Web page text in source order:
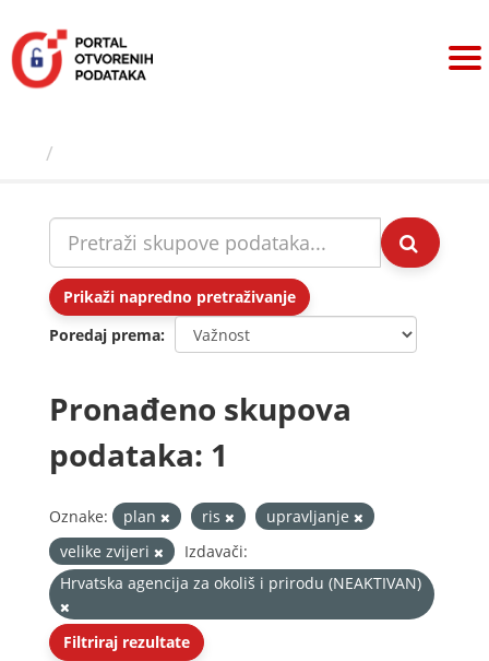
sadržaj
Prikaži napredno pretraživanje
Poredaj prema
Pronađeno skupova
podataka: 1
Oznake: plan ris
upravljanje
velike zvijeri
Izdavači:
Hrvatska agencija za okoliš i prirodu (NEAKTIVAN)
Filtriraj rezultate